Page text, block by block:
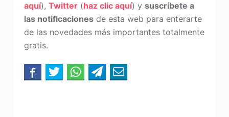
aquí), Twitter(haz clic aquí) y suscríbete a
las notificacionesde esta web para enterarte
de las novedades más importantes totalmente
gratis.